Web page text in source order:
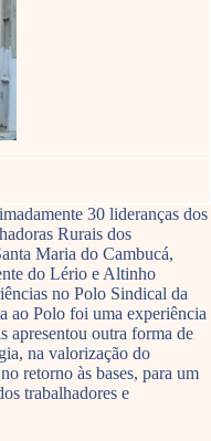
30 lideranças dos
Rurais dos
Maria do Cambucá,
do Lério e Altinho
no Polo Sindical da
ao Polo foi uma experiência
apresentou outra forma de
na valorização do
retorno às bases, para um
trabalhadores e